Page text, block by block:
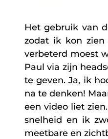
Het gebruik van
zodat ik kon
verbeterd moest
Paul via zijn
te geven. Ja, ik
na te denken!
een video liet
snelheid en ik
meetbare en